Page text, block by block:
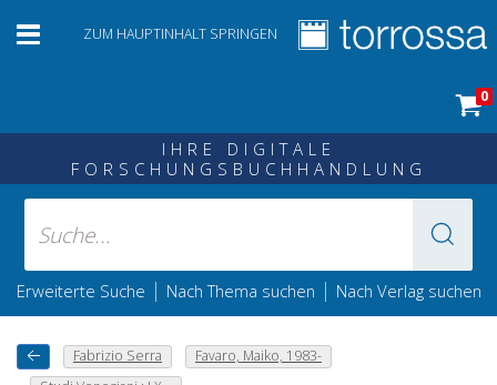
ZUM HAUPTINHALT SPRINGEN
0
IHRE DIGITALE
FORSCHUNGSBUCHHANDLUNG
Erweiterte Suche | Nach Thema suchen | Nach Verlag suchen
Fabrizio Serra
Favaro, Maiko, 1983-